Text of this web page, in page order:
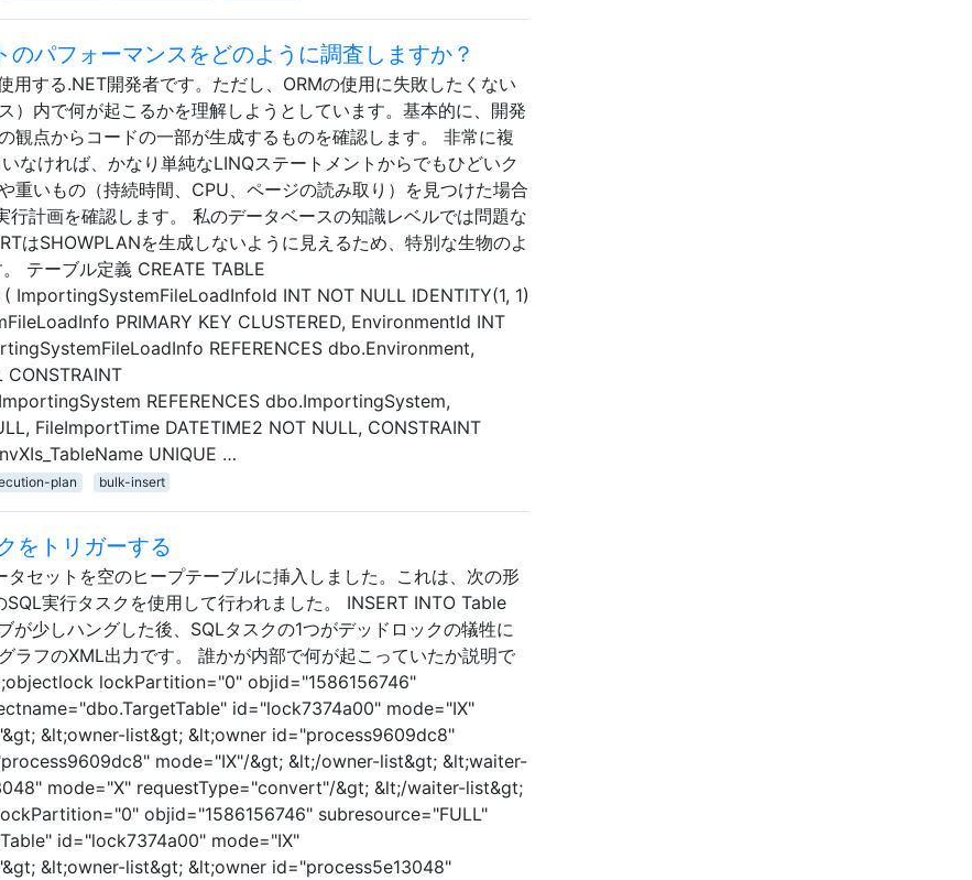
のパフォーマンスをどのように調査しますか？
する.NET開発者です。ただし、ORMの使用に失敗したくない
）内で何が起こるかを理解しようとしています。基本的に、開発
観点からコードの一部が生成するものを確認します。 非常に複
なければ、かなり単純なLINQステートメントからでもひどいク
重いもの（持続時間、CPU、ページの読み取り）を見つけた場合
行計画を確認します。 私のデータベースの知識レベルでは問題な
はSHOWPLANを生成しないように見えるため、特別な生物のよ
テーブル定義 CREATE TABLE
INT NOT NULL IDENTITY(1, 1)
PRIMARY KEY CLUSTERED, EnvironmentId INT
REFERENCES dbo.Environment,
REFERENCES dbo.ImportingSystem,
FileImportTime DATETIME2 NOT NULL, CONSTRAINT
UNIQUE …
plan bulk-insert
をトリガーする
セットを空のヒープテーブルに挿入しました。これは、次の形
実行タスクを使用して行われました。 INSERT INTO Table
が少しハングした後、SQLタスクの1つがデッドロックの犠牲に
ラフのXML出力です。 誰かが内部で何が起こっていたか説明で
lockPartition="0" objid="1586156746"
id="lock7374a00" mode="IX"
&lt;owner-list&gt; &lt;owner id="process9609dc8"
mode="IX"/&gt; &lt;/owner-list&gt; &lt;waiter-
mode="X" requestType="convert"/&gt; &lt;/waiter-list&gt;
objid="1586156746" subresource="FULL"
id="lock7374a00" mode="IX"
&lt;owner-list&gt; &lt;owner id="process5e13048"